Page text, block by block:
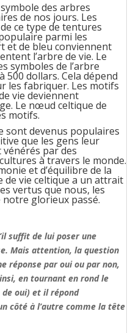
des arbres
de nos jours. Les
ce type de tentures
parmi les
et de bleu conviennent
l’arbre de vie. Le
symboles de l’arbre
500 dollars. Cela dépend
les fabriquer. Les motifs
vie deviennent
Le nœud celtique de
motifs.
sont devenus populaires
que les gens leur
par des
à travers le monde.
et d’équilibre de la
de vie celtique a un attrait
vertus que nous, les
glorieux passé.
suffit de lui poser une
Mais attention, la question
réponse par oui ou par non,
en tournant en rond le
oui) et il répond
côté à l’autre comme la tête